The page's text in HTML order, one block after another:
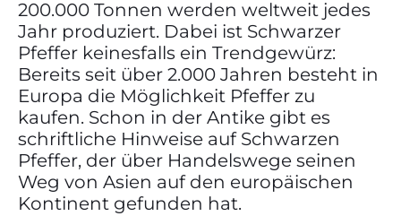
200.000 Tonnen werden weltweit jedes
Jahr produziert. Dabei ist Schwarzer
Pfeffer keinesfalls ein Trendgewürz:
Bereits seit über 2.000 Jahren besteht in
Europa die Möglichkeit Pfeffer zu
kaufen. Schon in der Antike gibt es
schriftliche Hinweise auf Schwarzen
Pfeffer, der über Handelswege seinen
Weg von Asien auf den europäischen
Kontinent gefunden hat.